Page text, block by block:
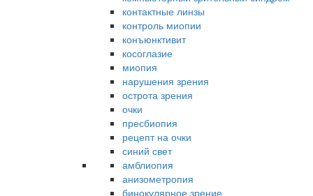
контактные линзы
контроль миопии
конъюнктивит
косоглазие
миопия
нарушения зрения
острота зрения
очки
пресбиопия
рецепт на очки
синий свет
амблиопия
анизометропия
бинокулярное зрение